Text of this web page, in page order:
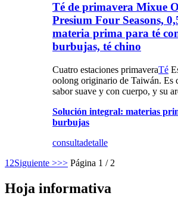
Té de primavera Mixue
Presium Four Seasons,
materia prima para té
burbujas, té chino
Cuatro estaciones primaveraTé
oolong originario de Taiwán. Es
sabor suave y con cuerpo, y su
Solución integral: materias
burbujas
consultadetalle
1 2Siguiente >>> Página 1 / 2
Hoja informativa